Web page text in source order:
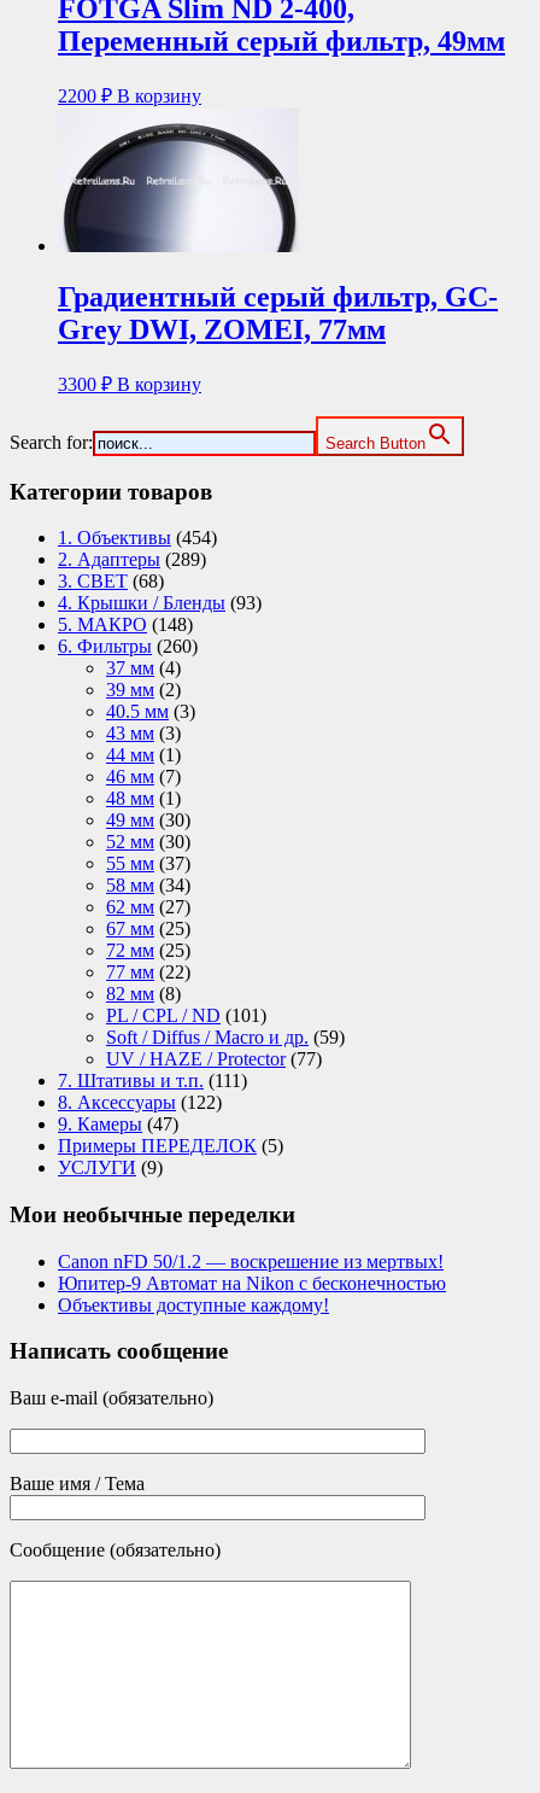
FOTGA Slim ND 2-400,
Переменный серый фильтр, 49мм
2200 ₽ В корзину
Градиентный серый фильтр, GC-
Grey DWI, ZOMEI, 77мм
3300 ₽ В корзину
Search for: Search Button
Категории товаров
1. Объективы (454)
2. Адаптеры (289)
3. СВЕТ (68)
4. Крышки / Бленды (93)
5. МАКРО (148)
6. Фильтры (260)
37 мм (4)
39 мм (2)
40.5 мм (3)
43 мм (3)
44 мм (1)
46 мм (7)
48 мм (1)
49 мм (30)
52 мм (30)
55 мм (37)
58 мм (34)
62 мм (27)
67 мм (25)
72 мм (25)
77 мм (22)
82 мм (8)
PL / CPL / ND (101)
Soft / Diffus / Macro и др. (59)
UV / HAZE / Protector (77)
7. Штативы и т.п. (111)
8. Аксессуары (122)
9. Камеры (47)
Примеры ПЕРЕДЕЛОК (5)
УСЛУГИ (9)
Мои необычные переделки
Canon nFD 50/1.2 — воскрешение из мертвых!
Юпитер-9 Автомат на Nikon с бесконечностью
Объективы доступные каждому!
Написать сообщение
Ваш e-mail (обязательно)
Ваше имя / Тема
Сообщение (обязательно)